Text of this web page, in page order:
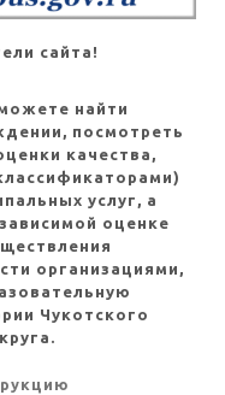
сайта!
найти
посмотреть
качества,
услуг, а
оценке
организациями,
Чукотского